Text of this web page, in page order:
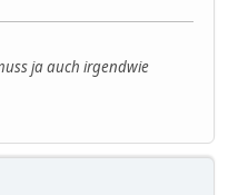
ja auch irgendwie